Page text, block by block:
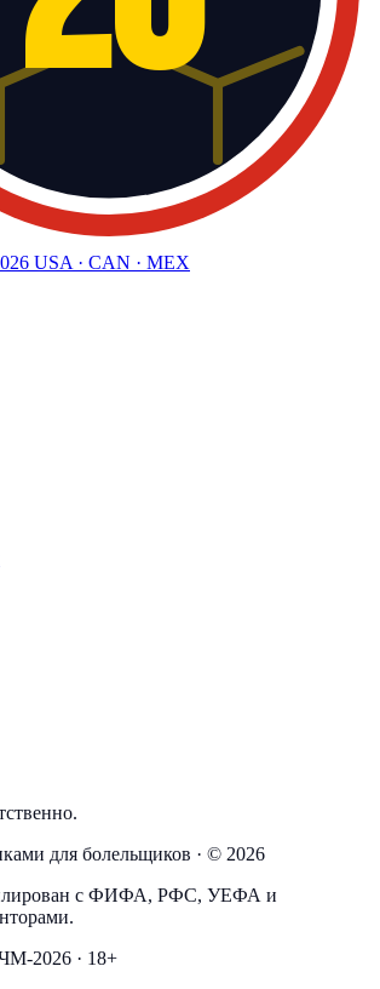
USA · CAN · MEX
для болельщиков · © 2026
с ФИФА, РФС, УЕФА и
2026 · 18+